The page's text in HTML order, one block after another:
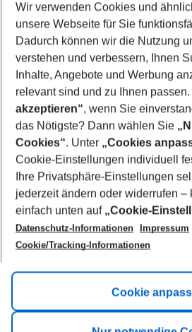
Select your date range
11/08/26–09/08/27 5-8
Who will travel
2 adults No children
Show more
Footer
Footer navigation
Title A
Link A
Wir verwenden Cookies und
unsere Webseite für Sie
Dadurch können wir die Nutzung
verstehen und verbessern, Ihnen
Inhalte, Angebote und Werbung
relevant sind und zu Ihnen
akzeptieren“, wenn Sie
das Nötigste? Dann wählen Sie
Cookies“. Unter „Cookies
Cookie-Einstellungen individuell
Ihre Privatsphäre-Einstellungen
jederzeit ändern oder widerrufen –
einfach unten auf „Cookie-
Datenschutz-Informationen
Impressum
Cookie/Tracking-Informationen
Cookie